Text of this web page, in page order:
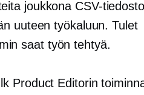
joukkona CSV-
uuteen työkaluun. Tulet
saat työn tehtyä.
Product Editorin